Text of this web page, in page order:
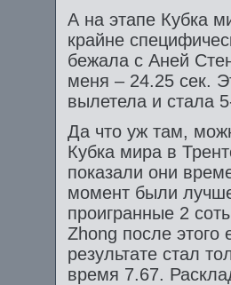
А на этапе Кубка
крайне
бежала с Аней
меня – 24.25 сек.
вылетела и стала
Да что уж там,
Кубка мира в
показали они
момент были
проигранные 2
Zhong после
результате стал
время 7.67.